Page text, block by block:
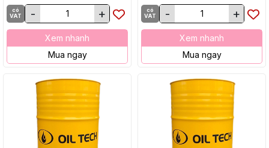
có
VAT
- +
Xem nhanh
Mua ngay
có
VAT
- +
Xem nhanh
Mua ngay